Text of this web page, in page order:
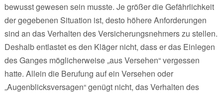
bewusst gewesen sein musste. Je größer die Gefährlichkeit
der gegebenen Situation ist, desto höhere Anforderungen
sind an das Verhalten des Versicherungsnehmers zu stellen.
Deshalb entlastet es den Kläger nicht, dass er das Einlegen
des Ganges möglicherweise „aus Versehen“ vergessen
hatte. Allein die Berufung auf ein Versehen oder
„Augenblicksversagen“ genügt nicht, das Verhalten des